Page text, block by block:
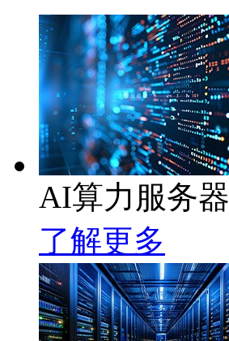
AI算力服务器
了解更多